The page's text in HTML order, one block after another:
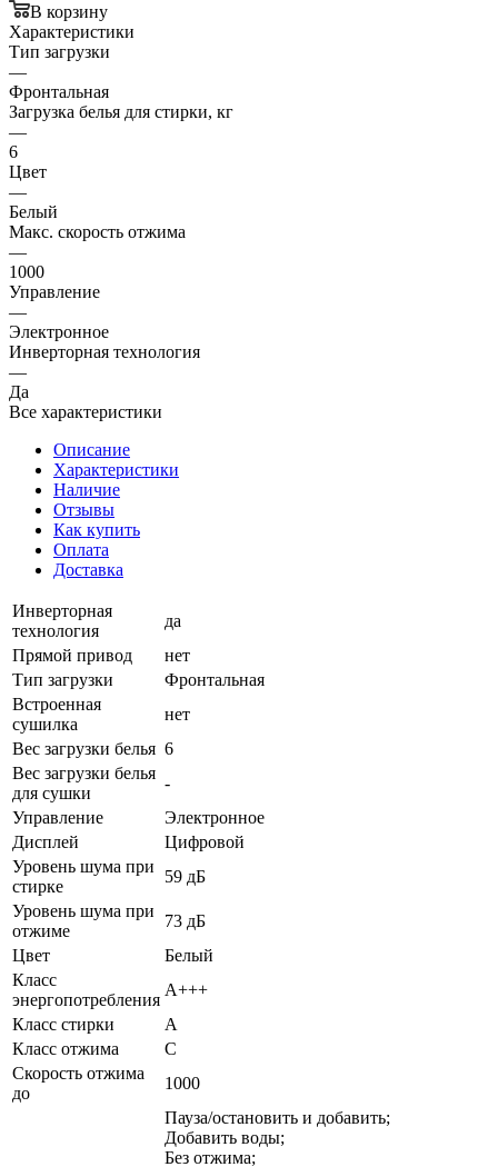
В корзину
Характеристики
Тип загрузки
—
Фронтальная
Загрузка белья для стирки, кг
—
6
Цвет
—
Белый
Макс. скорость отжима
—
1000
Управление
—
Электронное
Инверторная технология
—
Да
Все характеристики
Описание
Характеристики
Наличие
Отзывы
Как купить
Оплата
Доставка
Инверторная
технология
да
Прямой привод
нет
Тип загрузки
Фронтальная
Встроенная
сушилка
нет
Вес загрузки белья 6
Вес загрузки белья
для сушки
-
Управление
Электронное
Дисплей
Цифровой
Уровень шума при
стирке
59 дБ
Уровень шума при
отжиме
73 дБ
Цвет
Белый
Класс
энергопотребления
А+++
Класс стирки
A
Класс отжима
С
Скорость отжима
до
1000
Пауза/остановить и добавить;
Добавить воды;
Без отжима;